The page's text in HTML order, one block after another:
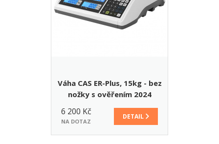
Váha CAS ER-Plus, 15kg - bez
nožky s ověřením 2024
6 200 Kč
NA DOTAZ
DETAIL